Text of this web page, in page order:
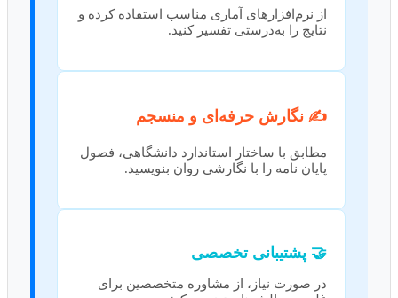
از نرم‌افزارهای آماری مناسب استفاده کرده و
نتایج را به‌درستی تفسیر کنید.
✍️ نگارش حرفه‌ای و منسجم
مطابق با ساختار استاندارد دانشگاهی، فصول
پایان نامه را با نگارشی روان بنویسید.
🤝 پشتیبانی تخصصی
در صورت نیاز، از مشاوره متخصصین برای